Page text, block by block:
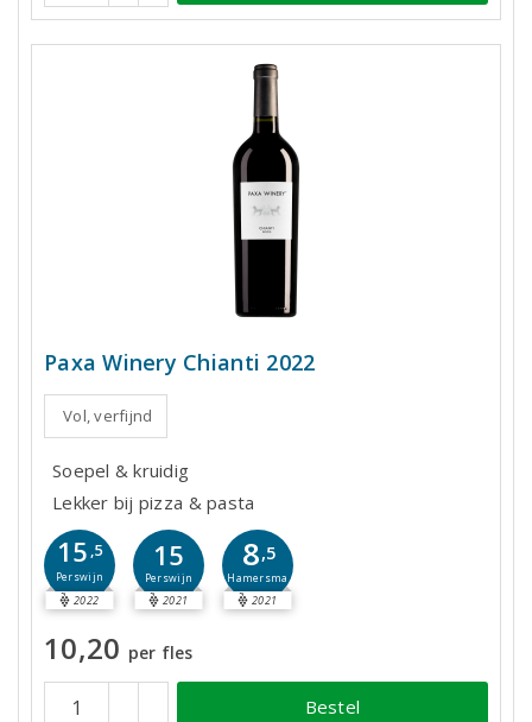
Paxa Winery Chianti 2022
Vol, verfijnd
Soepel & kruidig
Lekker bij pizza & pasta
15 ,5
Perswijn
2022
15
Perswijn
2021
8,5
Hamersma
2021
10,20 per fles
Bestel